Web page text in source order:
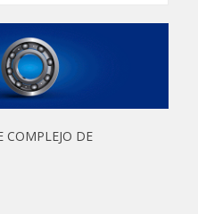
COMPLEJO DE